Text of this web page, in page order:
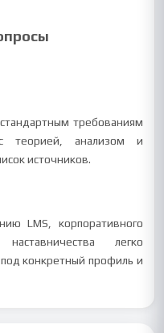
требованиям
теорией, анализом и
источников.
LMS, корпоративного
легко
конкретный профиль и